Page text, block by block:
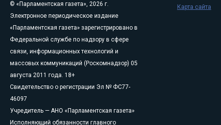
© «Парламентская газета», 2026 г.
Электронное периодическое издание
«Парламентская газета» зарегистрировано в
Федеральной службе по надзору в сфере
связи, информационных технологий и
массовых коммуникаций (Роскомнадзор) 05
августа 2011 года. 18+
Свидетельство о регистрации Эл № ФС77-
46097
Учредитель — АНО «Парламентская газета»
Исполняющий обязанности главного
Карта сайта